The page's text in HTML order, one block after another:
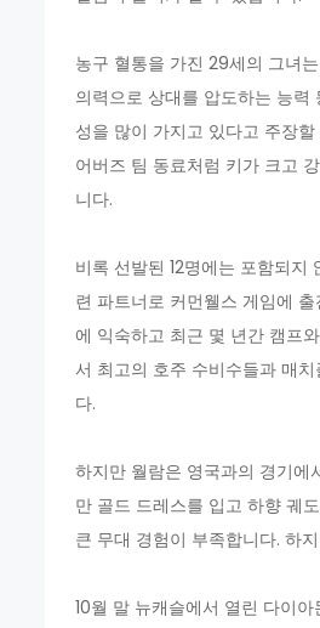
농구 혈통을 가진 29세의 그녀
의력으로 상대를 압도하는 능력
성을 많이 가지고 있다고 주장
어버즈 팀 동료처럼 키가 크고
니다.
비록 선발된 12명에는 포함되지
련 파트너로 커먼웰스 게임에
에 익숙하고 최근 몇 년간 캠프
서 최고의 호주 수비수들과 매
다.
하지만 월람은 영국과의 경기에
만 골드 드레스를 입고 하향 궤
큰 무대 경험이 부족합니다. 하
10월 말 뉴캐슬에서 열린 다이